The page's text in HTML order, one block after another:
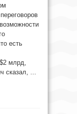
есть
млрд,
сказал, ...